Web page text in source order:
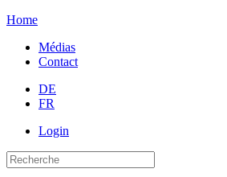
Home
Médias
Contact
DE
FR
Login